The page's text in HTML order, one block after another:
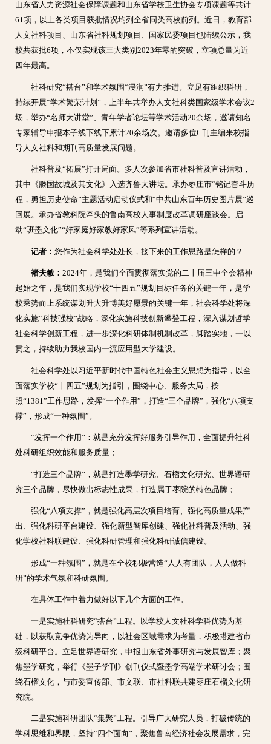
山东省人力资源社会保障课题和山东省学校卫生协会专项课题等共计
61项，以上各类项目获批情况均列全省同类高校前列。近日，教育部
人文社科项目、山东省社科规划项目、国家民委项目也陆续公示，我
校共获批6项，不仅实现该三大类别2023年零的突破，立项总量为近
四年最高。
社科研究“搭台”和学术氛围“浸润”有力推进。立足有组织科研，
持续开展“学术繁荣计划”，上半年共举办人文社科类国家级学术会议2
场，举办“名师大讲堂”、青年学者论坛等学术活动20余场，邀请知名
专家辅导申报本子线下线下累计20余场次。邀请多位C刊主编来校指
导人文社科和期刊高质量发展问题。
社科普及“拓展”打开局面。多人次参加省市社科普及宣讲活动，
其中《滕国故城及其文化》入选齐鲁大讲坛。承办枣庄市“铭记奋斗历
程，勇担历史使命”主题活动启动仪式和“中共山东百年历史图片展”巡
回展。承办省教科院牵头的鲁南高校人事制度改革调研座谈会。启
动“班墨文化”“好家庭好家教好家风”等系列宣讲活动。
记者： 您作为社会科学处处长，接下来的工作思路是怎样的？
褚夫敏： 2024年，是我们全面贯彻落实党的二十届三中全会精神
起始之年，是我们实现学校“十四五”规划目标任务的关键一年，是学
校乘势而上系统谋划升大升博美好愿景的关键一年，社会科学处将深
化实施“科技强校”战略，深化实施科技创新攀登工程，深入谋划哲学
社会科学创新工程，进一步深化科研体制机制改革，脚踏实地，一以
贯之，持续助力我校国内一流应用型大学建设。
社会科学处以习近平新时代中国特色社会主义思想为指导，以全
面落实学校“十四五”规划为指引，围绕中心、服务大局，按
照“1381”工作思路，发挥“一个作用”，打造“三个品牌”，强化“八项支
撑”，形成“一种氛围”。
“发挥一个作用”：就是充分发挥好服务引导作用，全面提升社科
处科研组织效能和服务质量；
“打造三个品牌”，就是打造墨学研究、石榴文化研究、世界语研
究三个品牌，尽快做出标志性成果，打造属于枣院的特色品牌；
强化“八项支撑”，就是强化高层次项目培育、强化高质量成果产
出、强化科研平台建设、强化新型智库创建、强化社科普及活动、强
化学校社科联建设、强化科研管理和强化科研诚信建设。
形成“一种氛围”，就是在全校积极营造“人人有团队，人人做科
研”的学术气氛和科研氛围。
在具体工作中着力做好以下几个方面的工作。
一是实施社科研究“搭台”工程。以学校人文社科学科优势为基
础，以获取竞争优势为导向，以社会区域需求为考量，积极搭建省市
级科研平台。立足世界语研究，申报山东省外事研究与发展智库；聚
焦墨学研究，举行《墨子学刊》创刊仪式暨墨学高端学术研讨会；围
绕石榴文化，与市委宣传部、市文联、市社科联共建枣庄石榴文化研
究院。
二是实施科研团队“集聚”工程。引导广大研究人员，打破传统的
学科思维和界限，坚持“四个面向”，聚焦鲁南经济社会发展需求，完